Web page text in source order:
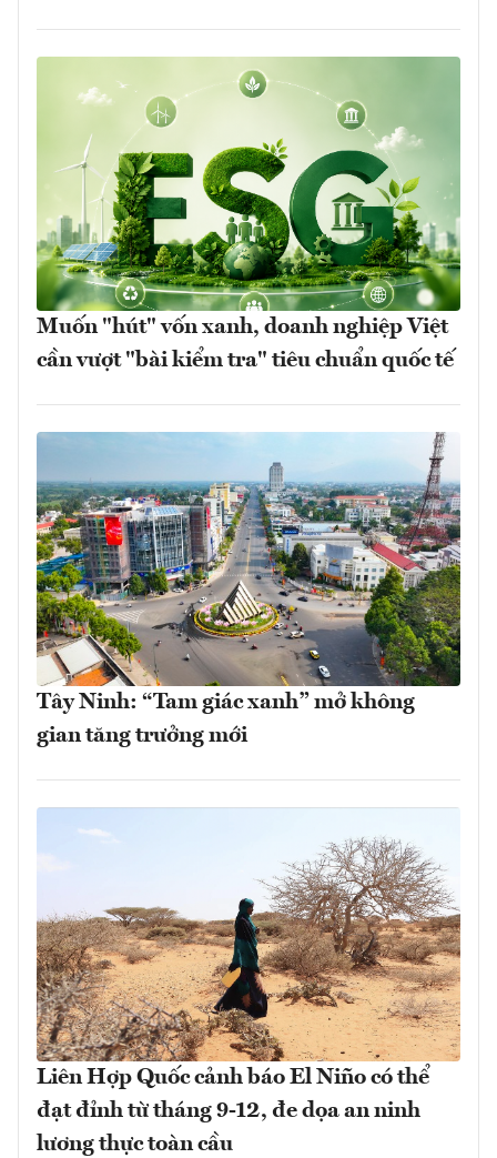
Muốn "hút" vốn xanh, doanh nghiệp Việt
cần vượt "bài kiểm tra" tiêu chuẩn quốc tế
Tây Ninh: “Tam giác xanh” mở không
gian tăng trưởng mới
Liên Hợp Quốc cảnh báo El Niño có thể
đạt đỉnh từ tháng 9-12, đe dọa an ninh
lương thực toàn cầu